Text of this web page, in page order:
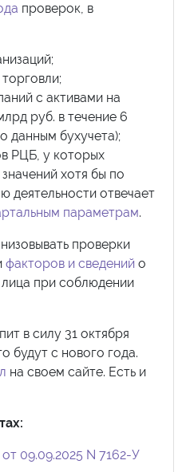
проверок, в
с активами на
руб. в течение 6
данным бухучета);
РЦБ, у которых
хотя бы по
деятельности отвечает
параметрам.
проверки
факторов и сведений о
при соблюдении
в силу 31 октября
будут с нового года.
на своем сайте. Есть и
09.09.2025 N 7162-У